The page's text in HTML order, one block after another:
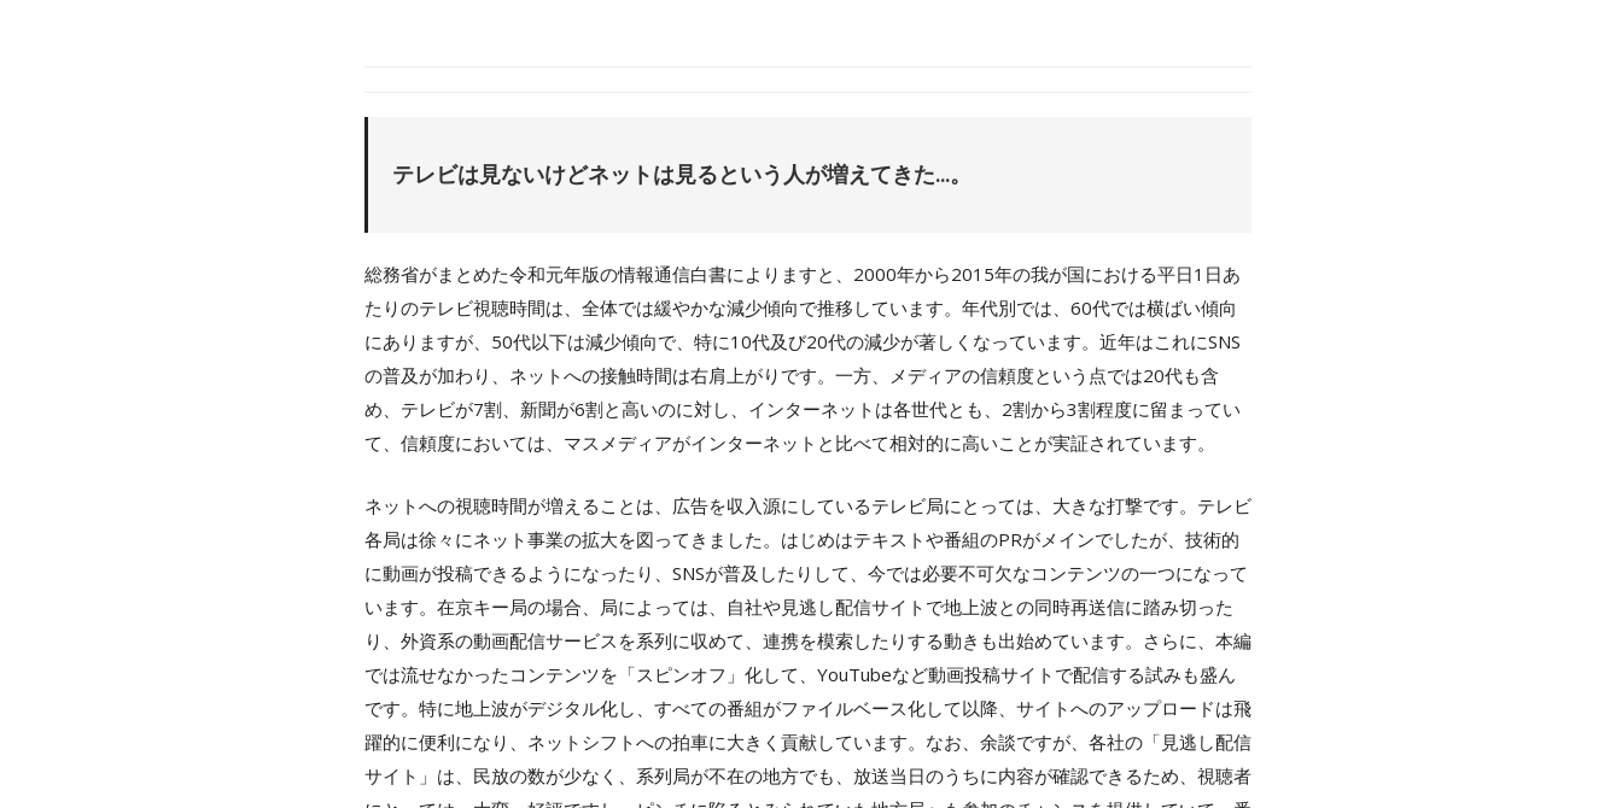
テレビは見ないけどネットは見るという人が増えてきた…。
総務省がまとめた令和元年版の情報通信白書によりますと、2000年から2015年の我が国における平日1日あ
たりのテレビ視聴時間は、全体では緩やかな減少傾向で推移しています。年代別では、60代では横ばい傾向
にありますが、50代以下は減少傾向で、特に10代及び20代の減少が著しくなっています。近年はこれにSNS
の普及が加わり、ネットへの接触時間は右肩上がりです。一方、メディアの信頼度という点では20代も含
め、テレビが7割、新聞が6割と高いのに対し、インターネットは各世代とも、2割から3割程度に留まってい
て、信頼度においては、マスメディアがインターネットと比べて相対的に高いことが実証されています。
ネットへの視聴時間が増えることは、広告を収入源にしているテレビ局にとっては、大きな打撃です。テレビ
各局は徐々にネット事業の拡大を図ってきました。はじめはテキストや番組のPRがメインでしたが、技術的
に動画が投稿できるようになったり、SNSが普及したりして、今では必要不可欠なコンテンツの一つになって
います。在京キー局の場合、局によっては、自社や見逃し配信サイトで地上波との同時再送信に踏み切った
り、外資系の動画配信サービスを系列に収めて、連携を模索したりする動きも出始めています。さらに、本編
では流せなかったコンテンツを「スピンオフ」化して、YouTubeなど動画投稿サイトで配信する試みも盛ん
です。特に地上波がデジタル化し、すべての番組がファイルベース化して以降、サイトへのアップロードは飛
躍的に便利になり、ネットシフトへの拍車に大きく貢献しています。なお、余談ですが、各社の「見逃し配信
サイト」は、民放の数が少なく、系列局が不在の地方でも、放送当日のうちに内容が確認できるため、視聴者